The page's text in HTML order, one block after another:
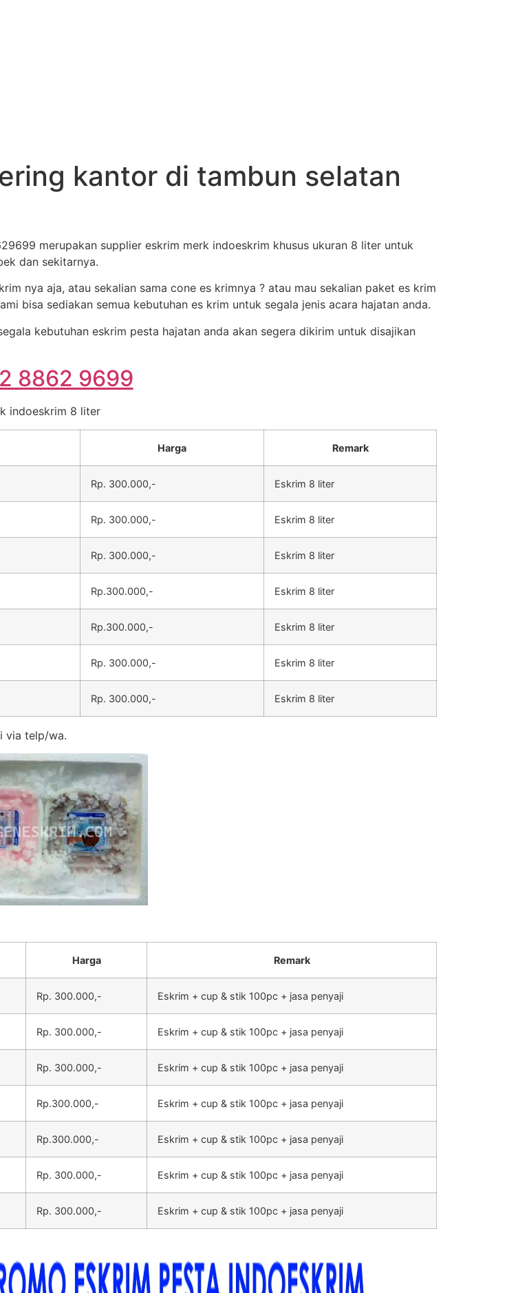
kantor di tambun selatan
merupakan supplier eskrim merk indoeskrim khusus ukuran 8 liter untuk
dan sekitarnya.
nya aja, atau sekalian sama cone es krimnya ? atau mau sekalian paket es krim
bisa sediakan semua kebutuhan es krim untuk segala jenis acara hajatan anda.
kebutuhan eskrim pesta hajatan anda akan segera dikirim untuk disajikan
8862 9699
indoeskrim 8 liter
Harga Remark
Rp. 300.000,- Eskrim 8 liter
Rp. 300.000,- Eskrim 8 liter
Rp. 300.000,- Eskrim 8 liter
Rp.300.000,- Eskrim 8 liter
Rp.300.000,- Eskrim 8 liter
Rp. 300.000,- Eskrim 8 liter
Rp. 300.000,- Eskrim 8 liter
via telp/wa.
Harga Remark
Rp. 300.000,- Eskrim + cup & stik 100pc + jasa penyaji
Rp. 300.000,- Eskrim + cup & stik 100pc + jasa penyaji
Rp. 300.000,- Eskrim + cup & stik 100pc + jasa penyaji
Rp.300.000,- Eskrim + cup & stik 100pc + jasa penyaji
Rp.300.000,- Eskrim + cup & stik 100pc + jasa penyaji
Rp. 300.000,- Eskrim + cup & stik 100pc + jasa penyaji
Rp. 300.000,- Eskrim + cup & stik 100pc + jasa penyaji